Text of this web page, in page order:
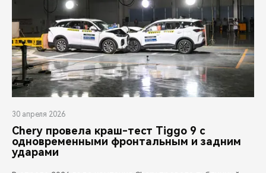
30 апреля 2026
Chery провела краш-тест Tiggo 9 с
одновременными фронтальным и задним
ударами